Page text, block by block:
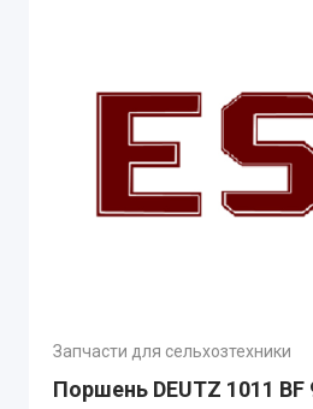
Запчасти для сельхозтехники
Поршень DEUTZ 1011